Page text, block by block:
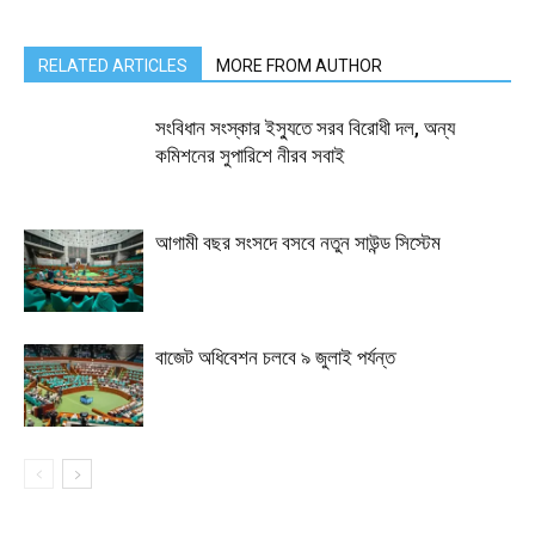
RELATED ARTICLES MORE FROM AUTHOR
সংবিধান সংস্কার ইস্যুতে সরব বিরোধী দল, অন্য
কমিশনের সুপারিশে নীরব সবাই
আগামী বছর সংসদে বসবে নতুন সাউন্ড সিস্টেম
বাজেট অধিবেশন চলবে ৯ জুলাই পর্যন্ত